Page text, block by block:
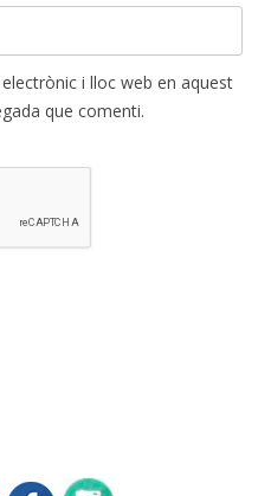
i lloc web en aquest
que comenti.